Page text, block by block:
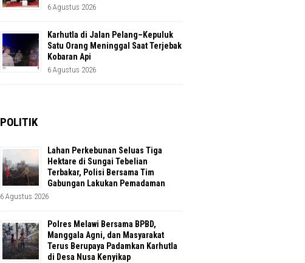
6 Agustus 2026
Karhutla di Jalan Pelang–Kepuluk
Satu Orang Meninggal Saat Terjebak
Kobaran Api
6 Agustus 2026
POLITIK
Lahan Perkebunan Seluas Tiga
Hektare di Sungai Tebelian
Terbakar, Polisi Bersama Tim
Gabungan Lakukan Pemadaman
6 Agustus 2026
Polres Melawi Bersama BPBD,
Manggala Agni, dan Masyarakat
Terus Berupaya Padamkan Karhutla
di Desa Nusa Kenyikap